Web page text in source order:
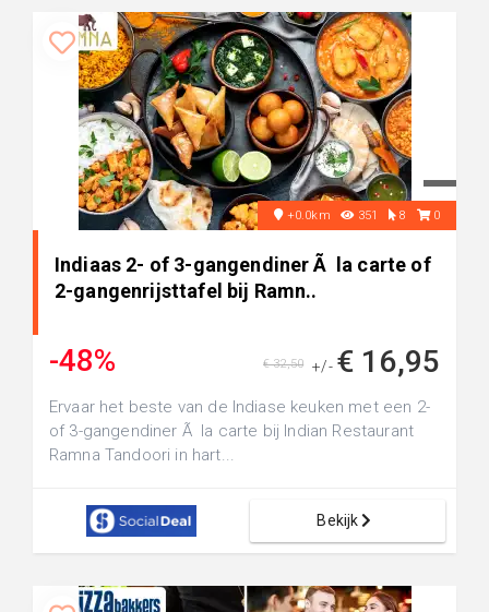
+0.0km 351 8 0
Indiaas 2- of 3-gangendiner Ã la carte of
2-gangenrijsttafel bij Ramn..
-48% +/- € 16,95
€ 32,50
Ervaar het beste van de Indiase keuken met een 2-
of 3-gangendiner Ã la carte bij Indian Restaurant
Ramna Tandoori in hart...
Bekijk